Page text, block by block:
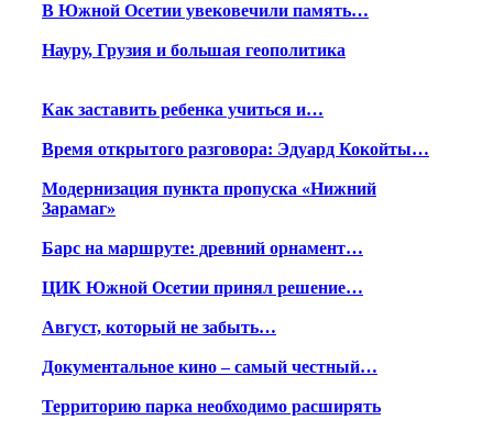
В Южной Осетии увековечили память…
Науру, Грузия и большая геополитика
Как заставить ребенка учиться и…
Время открытого разговора: Эдуард Кокойты…
Модернизация пункта пропуска «Нижний
Зарамаг»
Барс на маршруте: древний орнамент…
ЦИК Южной Осетии принял решение…
Август, который не забыть…
Документальное кино – самый честный…
Территорию парка необходимо расширять